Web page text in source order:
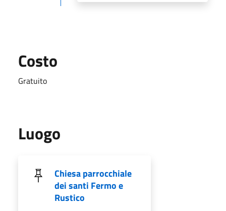
Costo
Gratuito
Luogo
Chiesa parrocchiale
dei santi Fermo e
Rustico